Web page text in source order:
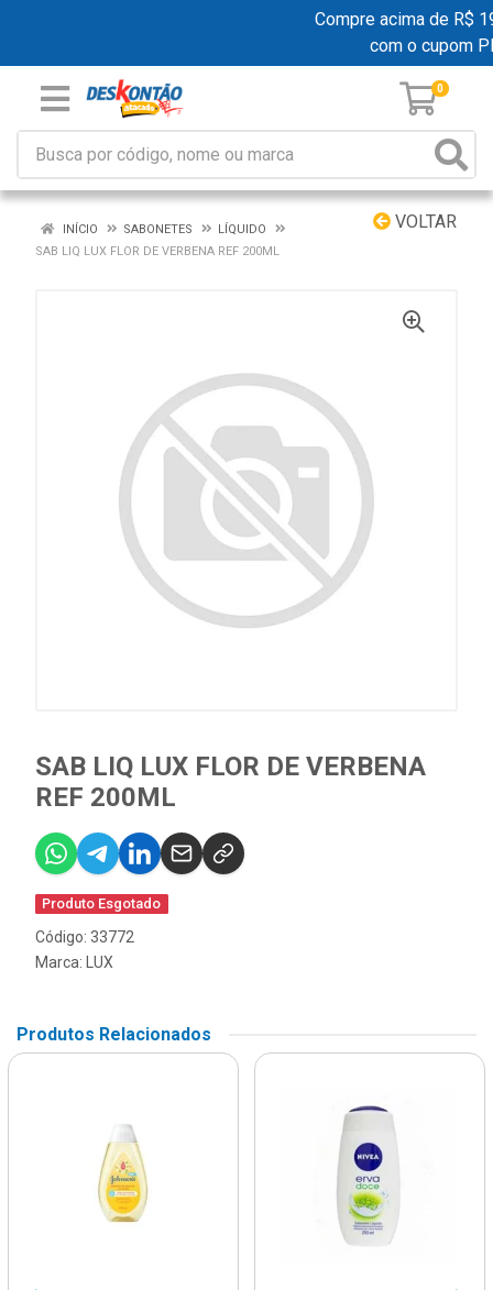
Compre acima de R$
com o cupom
0
VOLTAR
INÍCIO SABONETES
LÍQUIDO
SAB LIQ LUX FLOR DE VERBENA REF 200ML
SAB LIQ LUX FLOR DE VERBENA
REF 200ML
Produto Esgotado
Código: 33772
Marca:
LUX
Produtos Relacionados